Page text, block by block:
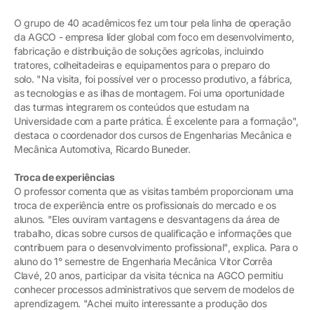
O grupo de 40 acadêmicos fez um tour pela linha de operação
da AGCO - empresa líder global com foco em desenvolvimento,
fabricação e distribuição de soluções agrícolas, incluindo
tratores, colheitadeiras e equipamentos para o preparo do
solo. "Na visita, foi possível ver o processo produtivo, a fábrica,
as tecnologias e as ilhas de montagem. Foi uma oportunidade
das turmas integrarem os conteúdos que estudam na
Universidade com a parte prática. É excelente para a formação",
destaca o coordenador dos cursos de Engenharias Mecânica e
Mecânica Automotiva, Ricardo Buneder.
Troca de experiências
O professor comenta que as visitas também proporcionam uma
troca de experiência entre os profissionais do mercado e os
alunos. "Eles ouviram vantagens e desvantagens da área de
trabalho, dicas sobre cursos de qualificação e informações que
contribuem para o desenvolvimento profissional", explica. Para o
aluno do 1° semestre de Engenharia Mecânica Vitor Corrêa
Clavé, 20 anos, participar da visita técnica na AGCO permitiu
conhecer processos administrativos que servem de modelos de
aprendizagem. "Achei muito interessante a produção dos